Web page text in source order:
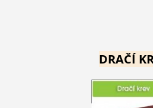
DRAČÍ